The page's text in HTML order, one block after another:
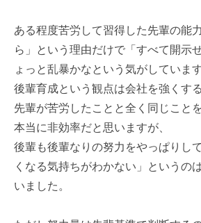
ある程度苦労して習得した先輩の能
ら」という理由だけで「すべて開示
ょっと乱暴かなという気がしています
後輩育成という観点は会社を強くす
先輩が苦労したことと全く同じこと
本当に非効率だと思いますが、
後輩も後輩なりの努力をやっぱりし
くなる気持ちがわかない」というの
いました。